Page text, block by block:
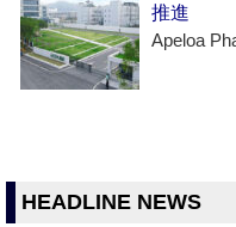
推進
Apeloa
HEADLINE NEWS